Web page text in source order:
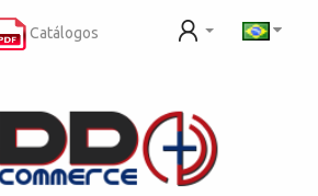
Catálogos